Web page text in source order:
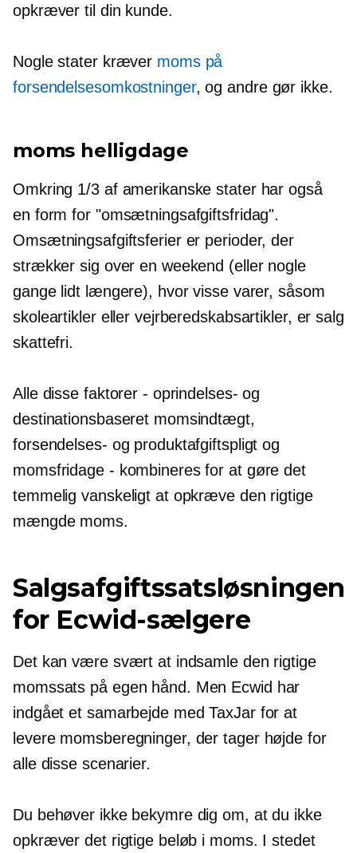
opkræver til din kunde.
Nogle stater kræver moms på
forsendelsesomkostninger, og andre gør ikke.
moms helligdage
Omkring 1/3 af amerikanske stater har også
en form for "omsætningsafgiftsfridag".
Omsætningsafgiftsferier er perioder, der
strækker sig over en weekend (eller nogle
gange lidt længere), hvor visse varer, såsom
skoleartikler eller vejrberedskabsartikler, er salg
skattefri.
Alle disse faktorer - oprindelses- og
destinationsbaseret momsindtægt,
forsendelses- og produktafgiftspligt og
momsfridage - kombineres for at gøre det
temmelig vanskeligt at opkræve den rigtige
mængde moms.
Salgsafgiftssatsløsningen
for Ecwid-sælgere
Det kan være svært at indsamle den rigtige
momssats på egen hånd. Men Ecwid har
indgået et samarbejde med TaxJar for at
levere momsberegninger, der tager højde for
alle disse scenarier.
Du behøver ikke bekymre dig om, at du ikke
opkræver det rigtige beløb i moms. I stedet